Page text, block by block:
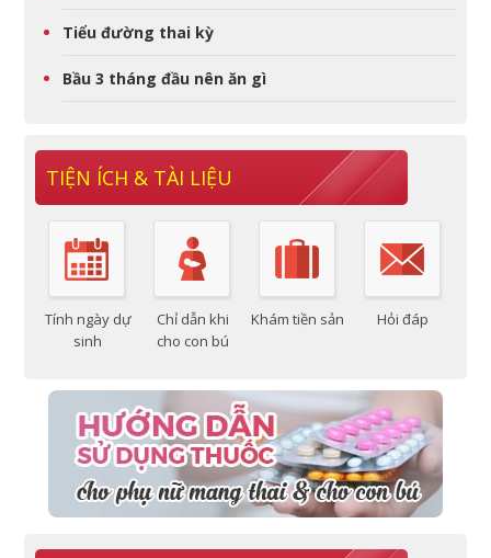
Tiểu đường thai kỳ
Bầu 3 tháng đầu nên ăn gì
TIỆN ÍCH & TÀI LIỆU
Tính ngày dự
sinh
Chỉ dẫn khi
cho con bú
Khám tiền sản Hỏi đáp